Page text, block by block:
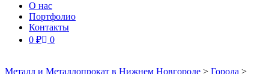
О нас
Портфолио
Контакты
0 ₽ 0
Металл и Металлопрокат в Нижнем Новгороде > Города >